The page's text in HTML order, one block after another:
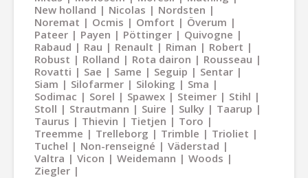
New holland
Nicolas
Nordsten
Noremat
Ocmis Omfort
Överum
Pateer
Payen Pöttinger
Quivogne
Rabaud
Rau Renault Riman
Robert
Robust
Rolland Rota dairon
Rousseau
Rovatti
Sae Same Seguip
Sentar
Siam
Silofarmer Siloking
Sma
Sodimac
Sorel Spawex Steimer
Stihl
Stoll
Strautmann Suire Sulky
Taarup
Taurus
Thievin Tietjen
Toro
Treemme
Trelleborg Trimble
Trioliet
Tuchel
Non-renseigné
Väderstad
Valtra
Vicon Weidemann
Woods
Ziegler